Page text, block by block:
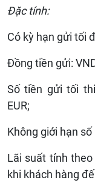
Đặc tính:
Có kỳ hạn gửi tối
Đồng tiền gửi:
Số tiền gửi tối
EUR;
Không giới hạn
Lãi suất tính
khi khách hàng